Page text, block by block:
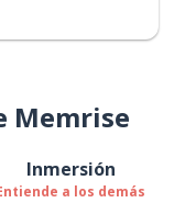
Memrise
Inmersión
a los demás